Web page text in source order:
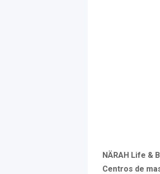
NÄRAH Life &
Centros de